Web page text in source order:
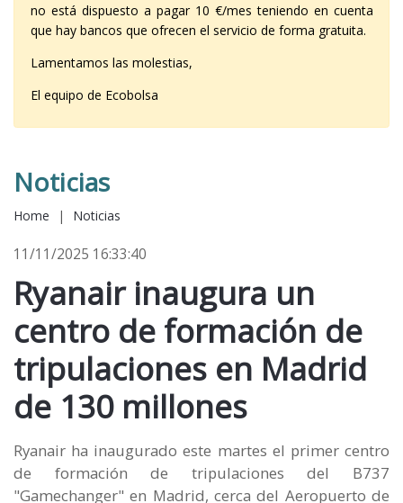
no está dispuesto a pagar 10 €/mes teniendo en cuenta
que hay bancos que ofrecen el servicio de forma gratuita.
Lamentamos las molestias,
El equipo de Ecobolsa
Noticias
Home | Noticias
11/11/2025 16:33:40
Ryanair inaugura un
centro de formación de
tripulaciones en Madrid
de 130 millones
Ryanair ha inaugurado este martes el primer centro
de formación de tripulaciones del B737
"Gamechanger" en Madrid, cerca del Aeropuerto de